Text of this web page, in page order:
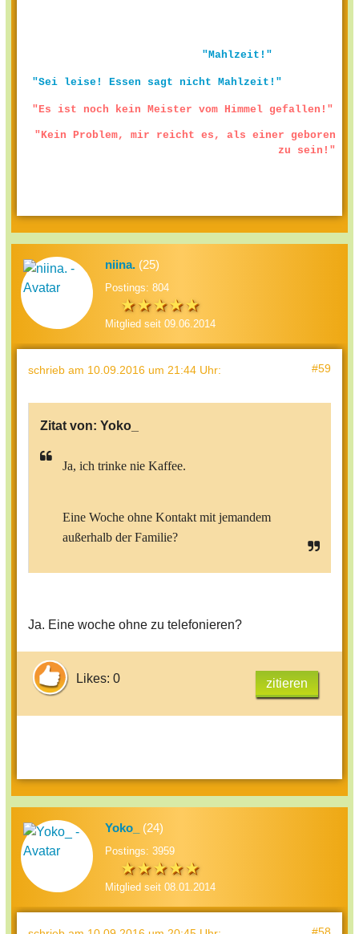
"Mahlzeit!"
"Sei leise! Essen sagt nicht Mahlzeit!"
"Es ist noch kein Meister vom Himmel gefallen!"
"Kein Problem, mir reicht es, als einer geboren
zu sein!"
niina. (25)
Postings: 804
Mitglied seit 09.06.2014
schrieb am 10.09.2016 um 21:44 Uhr: #59
Zitat von: Yoko_
Ja, ich trinke nie Kaffee.
Eine Woche ohne Kontakt mit jemandem
außerhalb der Familie?
Ja. Eine woche ohne zu telefonieren?
Likes: 0 zitieren
Yoko_ (24)
Postings: 3959
Mitglied seit 08.01.2014